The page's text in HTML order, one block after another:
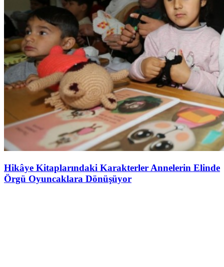
Hikâye Kitaplarındaki Karakterler Annelerin Elinde
Örgü Oyuncaklara Dönüşüyor